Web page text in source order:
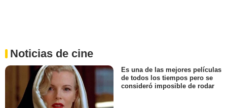
Noticias de cine
Es una de las mejores películas
de todos los tiempos pero se
consideró imposible de rodar